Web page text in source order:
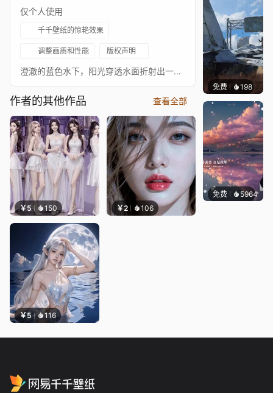
仅个人使用
千千壁纸的惊艳效果
调整画质和性能 版权声明
澄澈的蓝色水下，阳光穿透水面折射出一道闪耀的彩虹光束，细碎光斑散落，水面漾着柔润波纹。
作者的其他作品 查看全部
￥5 150 ￥2 106
￥5 116
免费 198
免费 5964冰茶